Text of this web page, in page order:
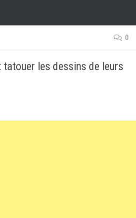
0
tatouer les dessins de leurs